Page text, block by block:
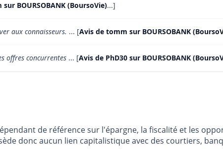
BOURSOBANK (BoursoVie)...]
aux connaisseurs. ... [Avis de tomm sur BOURSOBANK
offres concurrentes ... [Avis de PhD30 sur BOURSOBANK
de référence sur l'épargne, la fiscalité et les
donc aucun lien capitalistique avec des courtiers,